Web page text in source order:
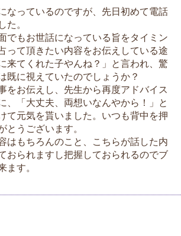
なっているのですが、先日初めて電話
た。
でもお世話になっている旨をタイミン
って頂きたい内容をお伝えしている途
来てくれた子やんね？」と言われ、驚
既に視えていたのでしょうか？
をお伝えし、先生から再度アドバイス
、「大丈夫、両想いなんやから！」と
て元気を貰いました。いつも背中を押
とうございます。
はもちろんのこと、こちらが話した内
おられますし把握しておられるのでブ
ます。